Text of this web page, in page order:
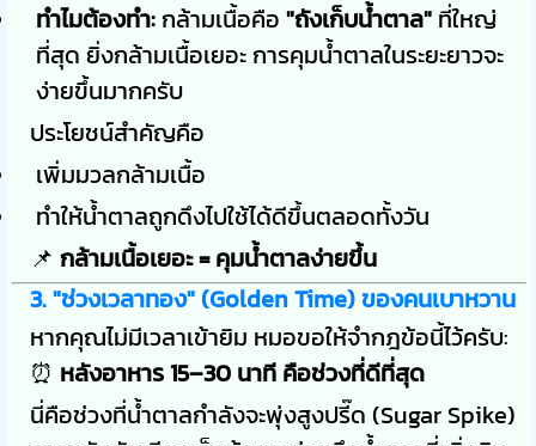
ทำไมต้องทำ:กล้ามเนื้อคือ "ถังเก็บน้ำตาล" ที่ใหญ่
ที่สุด ยิ่งกล้ามเนื้อเยอะ การคุมน้ำตาลในระยะยาวจะ
ง่ายขึ้นมากครับ
ประโยชน์สำคัญคือ
เพิ่มมวลกล้ามเนื้อ
ทำให้น้ำตาลถูกดึงไปใช้ได้ดีขึ้นตลอดทั้งวัน
📌 กล้ามเนื้อเยอะ = คุมน้ำตาลง่ายขึ้น
3. "ช่วงเวลาทอง" (Golden Time) ของคนเบาหวาน
หากคุณไม่มีเวลาเข้ายิม หมอขอให้จำกฎข้อนี้ไว้ครับ:
⏰ หลังอาหาร 15–30 นาที คือช่วงที่ดีที่สุด
นี่คือช่วงที่น้ำตาลกำลังจะพุ่งสูงปรี๊ด (Sugar Spike)